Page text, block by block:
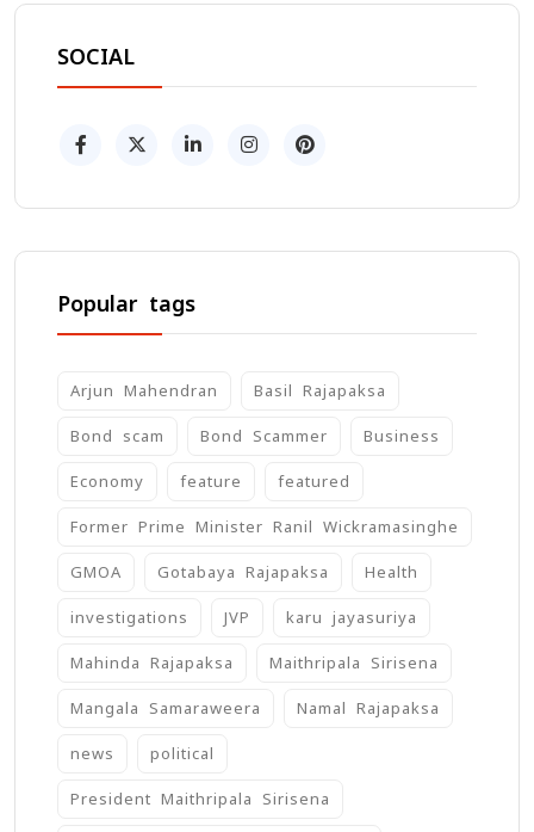
SOCIAL
Popular tags
Arjun Mahendran Basil Rajapaksa
Bond scam Bond Scammer Business
Economy feature featured
Former Prime Minister Ranil Wickramasinghe
GMOA Gotabaya Rajapaksa Health
investigations JVP karu jayasuriya
Mahinda Rajapaksa Maithripala Sirisena
Mangala Samaraweera Namal Rajapaksa
news political
President Maithripala Sirisena